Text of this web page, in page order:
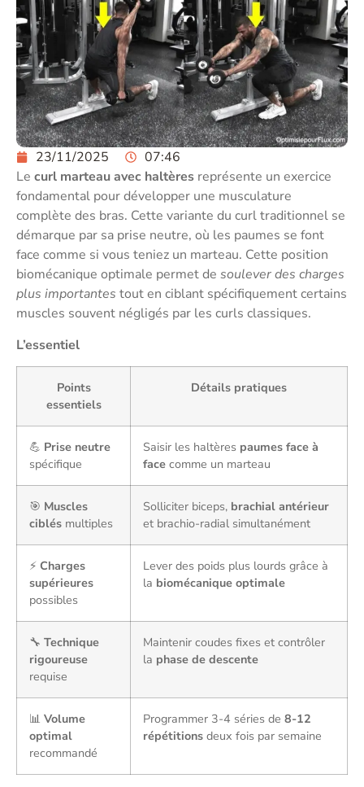
23/11/2025
07:46
Le curl marteau avec haltères représente un exercice
fondamental pour développer une musculature
complète des bras. Cette variante du curl traditionnel se
démarque par sa prise neutre, où les paumes se font
face comme si vous teniez un marteau. Cette position
biomécanique optimale permet de soulever des charges
plus importantes tout en ciblant spécifiquement certains
muscles souvent négligés par les curls classiques.
L’essentiel
Points
essentiels
Détails pratiques
💪 Prise neutre
spécifique
Saisir les haltères paumes face à
face comme un marteau
🎯 Muscles
ciblés multiples
Solliciter biceps, brachial antérieur
et brachio-radial simultanément
⚡ Charges
supérieures
possibles
Lever des poids plus lourds grâce à
la biomécanique optimale
🔧 Technique
rigoureuse
requise
Maintenir coudes fixes et contrôler
la phase de descente
📊 Volume
optimal
recommandé
Programmer 3-4 séries de 8-12
répétitions deux fois par semaine